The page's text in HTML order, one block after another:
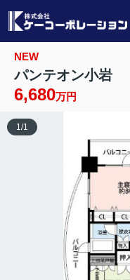
NEW
パンテオン小岩
6,680万円
1 /1